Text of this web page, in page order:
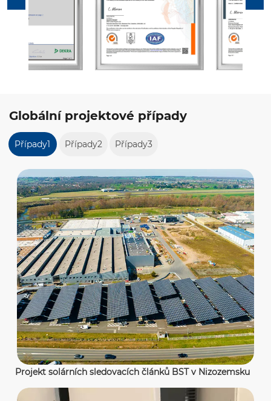
Globální projektové případy
Případy1 Případy2 Případy3
Projekt solárních sledovacích článků BST v Nizozemsku